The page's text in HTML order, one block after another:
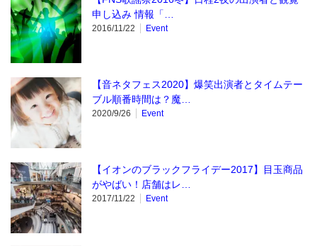
申し込み 情報「…
2016/11/22 Event
【音ネタフェス2020】爆笑出演者とタイムテー
ブル順番時間は？魔…
2020/9/26 Event
【イオンのブラックフライデー2017】目玉商品
がやばい！店舗はレ…
2017/11/22 Event